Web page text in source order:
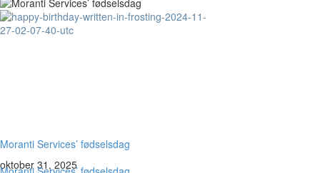
Moranti Services’ fødselsdag
oktober 31, 2025